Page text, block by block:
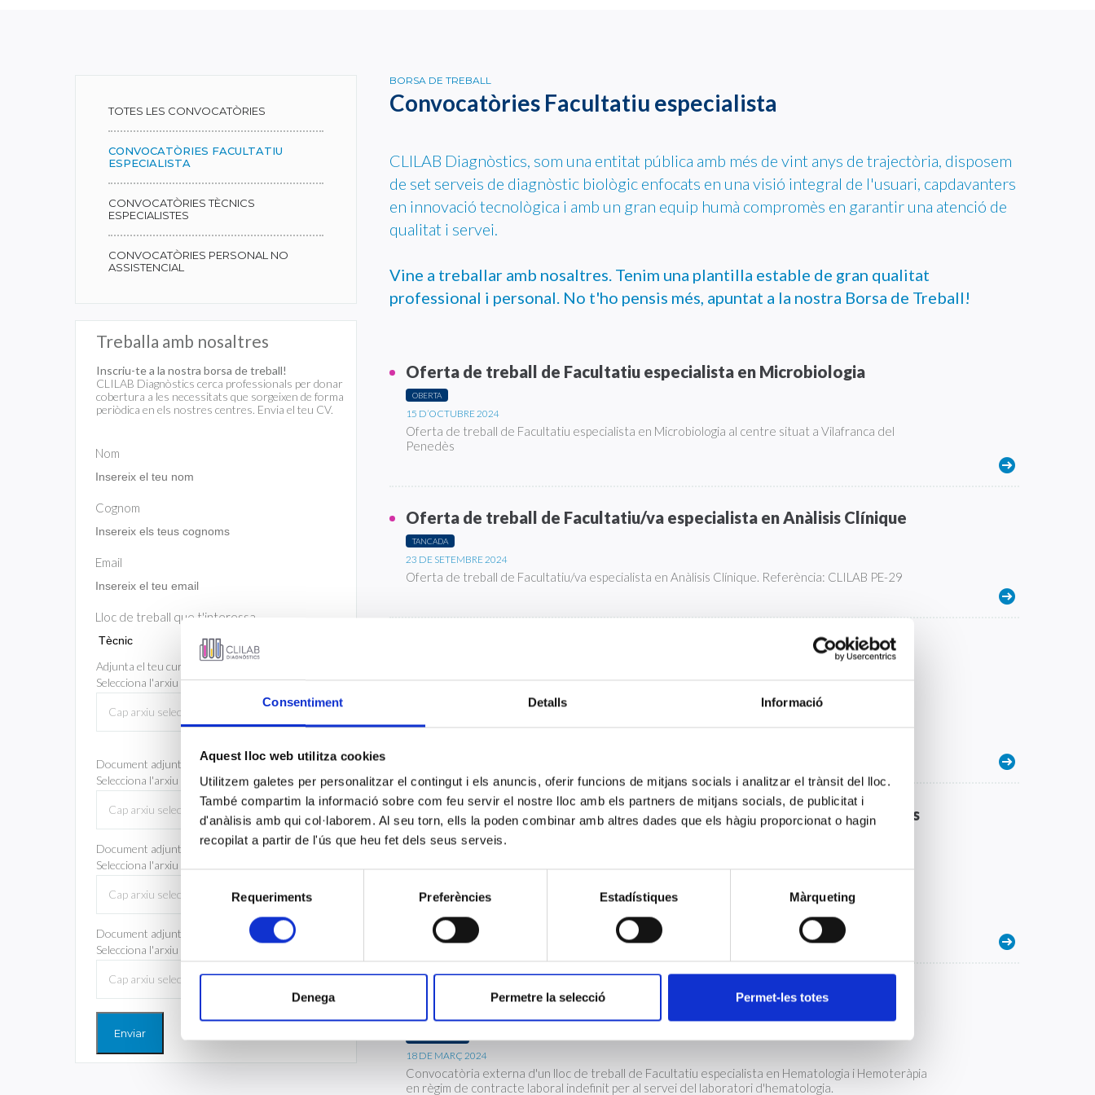
Consentiment Detalls Informació
Aquest lloc web utilitza cookies
Utilitzem galetes per personalitzar el contingut i els anuncis, oferir funcions de mitjans socials i analitzar el trànsit del lloc.
També compartim la informació sobre com feu servir el nostre lloc amb els partners de mitjans socials, de publicitat i
d'anàlisis amb qui col·laborem. Al seu torn, ells la poden combinar amb altres dades que els hàgiu proporcionat o hagin
recopilat a partir de l'ús que heu fet dels seus serveis.
de
Requeriments Preferències Estadístiques Màrqueting
Denega Permetre la selecció Permet-les totes
BORSA DE TREBALL
Convocatòries Facultatiu especialista
CLILAB Diagnòstics, som una entitat pública amb més de vint anys de trajectòria, disposem
de set serveis de diagnòstic biològic enfocats en una visió integral de l'usuari, capdavanters
en innovació tecnològica i amb un gran equip humà compromès en garantir una atenció de
qualitat i servei.
Vine a treballar amb nosaltres. Tenim una plantilla estable de gran qualitat
professional i personal. No t'ho pensis més, apuntat a la nostra Borsa de Treball!
Oferta de treball de Facultatiu especialista en Microbiologia
OBERTA
15 D’OCTUBRE 2024
Oferta de treball de Facultatiu especialista en Microbiologia al centre situat a Vilafranca del
Penedès
Oferta de treball de Facultatiu/va especialista en Anàlisis Clínique
TANCADA
23 DE SETEMBRE 2024
Oferta de treball de Facultatiu/va especialista en Anàlisis Clínique. Referència: CLILAB PE-29
Convocatòria externa Facultatiu especialista en Anatomia
Convocatòria externa d'un lloc de treball de Facultatiu especialista en Anatomia Patològica en
Convocatòria externa de Facultatiu especialista en anàlisis clíniques
amb experiència en l'àmbit de Genètica
Convocatòria externa d'un lloc de treball de Facultatiu especialista en anàlisis clíniques amb
experiència acreditada en l'àmbit de la Genètica en règim de contracte laboral pendent de
convocatòria definitiva per al servei de laboratori general amb guàrdies
Convocatòria externa Facultatiu especialista en Hematologia i
Hemoteràpia
18 DE MARÇ 2024
Convocatòria externa d'un lloc de treball de Facultatiu especialista en Hematologia i Hemoteràpia
en règim de contracte laboral indefinit per al servei del laboratori d'hematologia.
TOTES LES CONVOCATÒRIES
CONVOCATÒRIES FACULTATIU
ESPECIALISTA
CONVOCATÒRIES TÈCNICS
ESPECIALISTES
CONVOCATÒRIES PERSONAL NO
ASSISTENCIAL
Treballa amb nosaltres
Inscriu-te a la nostra borsa de treball!
CLILAB Diagnòstics cerca professionals per donar
cobertura a les necessitats que sorgeixen de forma
periòdica en els nostres centres. Envia el teu CV.
Nom
Cognom
Email
Lloc de treball que t'interessa
Adjunta el teu curriculum vitae (4 MB max)
Selecciona l'arxiu
Cap arxiu seleccionat
Document adjunt (3 MB max) 1
Selecciona l'arxiu
Cap arxiu seleccionat
Document adjunt (3 MB max) 2
Selecciona l'arxiu
Cap arxiu seleccionat
Document adjunt (3 MB max) 3
Selecciona l'arxiu
Cap arxiu seleccionat
Enviar